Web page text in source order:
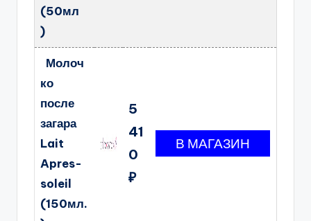
(50мл
)
Молоч
ко
после
загара
Lait
Apres-
soleil
(150мл.
5
41
0
₽